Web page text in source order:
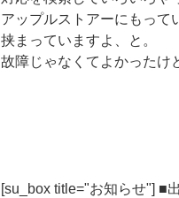
アップルストアーにもって
挟まっていますよ、と。
故障じゃなくてよかったけ
[su_box title="お知らせ"] ■